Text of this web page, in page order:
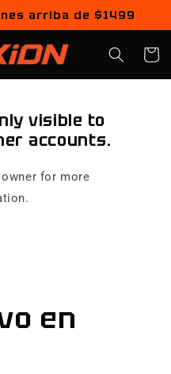
arriba de $1499
Carrito
visible to
accounts.
for more
en